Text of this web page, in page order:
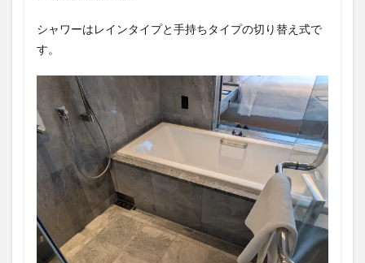
シャワーはレインタイプと手持ちタイプの切り替え式で
す。